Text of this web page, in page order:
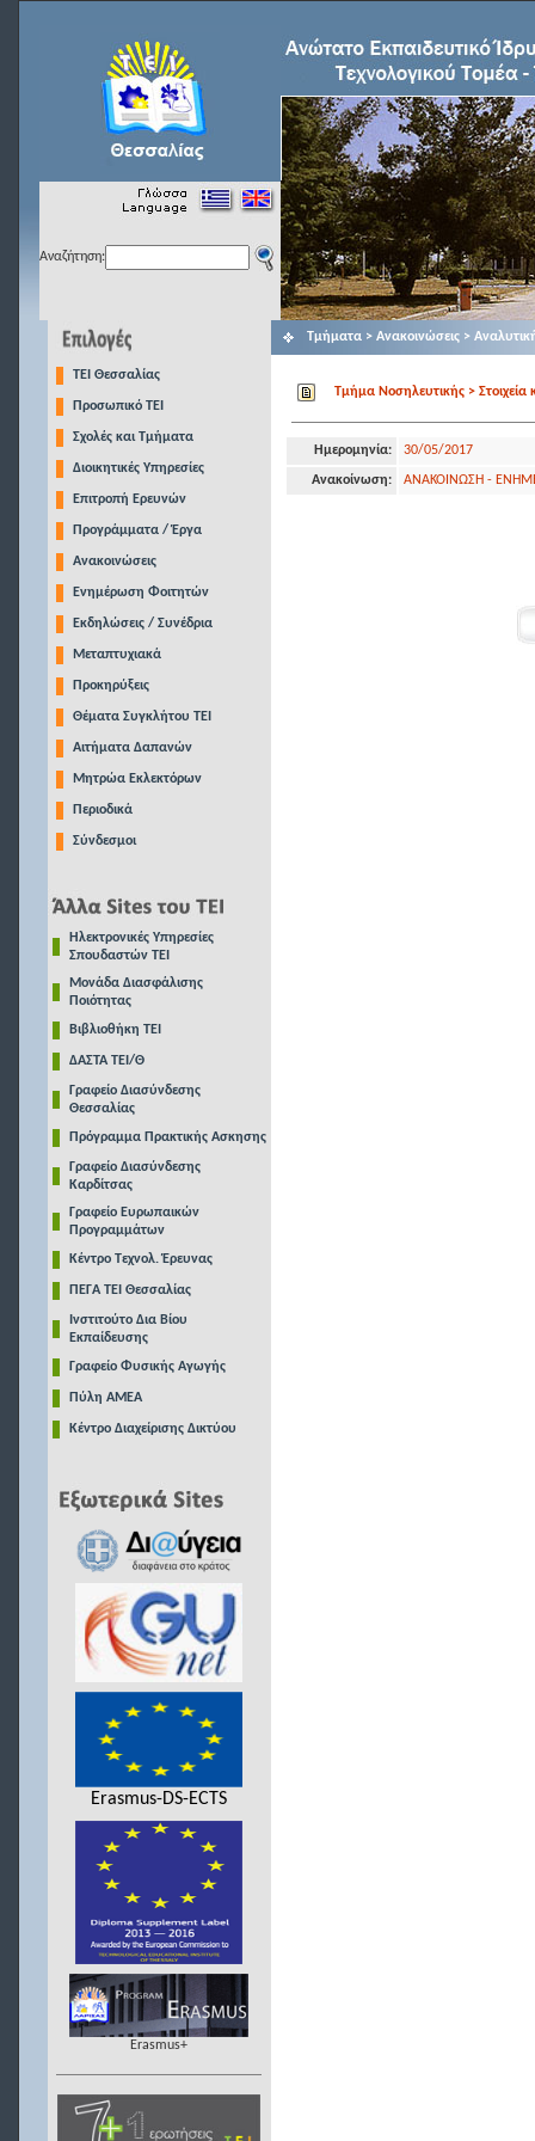
Αναζήτηση:
TEI Θεσσαλίας
Προσωπικό ΤΕΙ
Σχολές και Τμήματα
Διοικητικές Υπηρεσίες
Επιτροπή Ερευνών
Προγράμματα / Έργα
Ανακοινώσεις
Ενημέρωση Φοιτητών
Εκδηλώσεις / Συνέδρια
Μεταπτυχιακά
Προκηρύξεις
Θέματα Συγκλήτου ΤΕΙ
Αιτήματα Δαπανών
Μητρώα Εκλεκτόρων
Περιοδικά
Σύνδεσμοι
Ηλεκτρονικές Υπηρεσίες
Σπουδαστών ΤΕΙ
Μονάδα Διασφάλισης
Ποιότητας
Βιβλιοθήκη ΤΕΙ
ΔΑΣΤΑ ΤΕΙ/Θ
Γραφείο Διασύνδεσης
Θεσσαλίας
Πρόγραμμα Πρακτικής Ασκησης
Γραφείο Διασύνδεσης
Καρδίτσας
Γραφείο Ευρωπαικών
Προγραμμάτων
Κέντρο Τεχνολ. Έρευνας
ΠΕΓΑ ΤΕΙ Θεσσαλίας
Ινστιτούτο Δια Βίου
Εκπαίδευσης
Γραφείο Φυσικής Αγωγής
Πύλη ΑΜΕΑ
Κέντρο Διαχείρισης Δικτύου
Erasmus-DS-ECTS
Erasmus+
Τμήματα > Ανακοινώσεις >
Τμήμα Νοσηλευτικής > Στοιχεία
Ημερομηνία: 30/05/2017
Ανακοίνωση: ΑΝΑΚΟΙΝΩΣΗ -